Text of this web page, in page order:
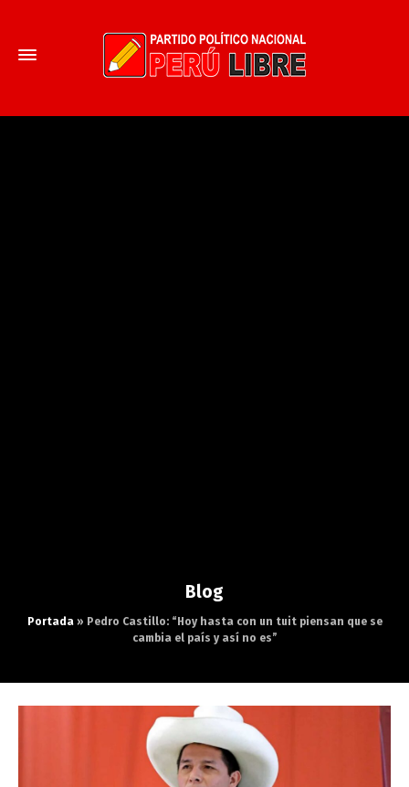
Blog
Portada» Pedro Castillo: “Hoy hasta con un tuit piensan que se
cambia el país y así no es”